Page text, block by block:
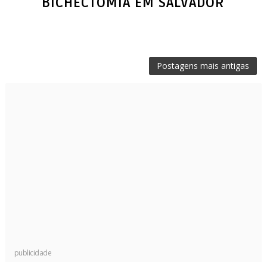
Postagens mais antigas
publicidade